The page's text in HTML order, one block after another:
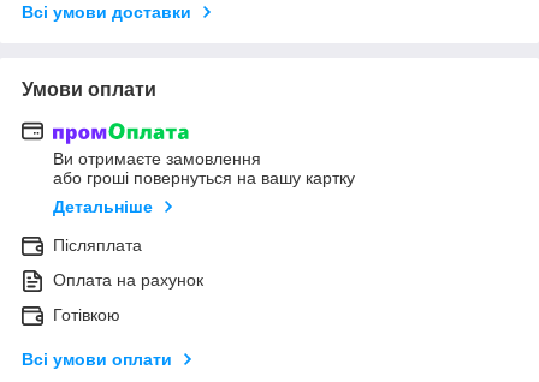
Всі умови доставки
Умови оплати
Ви отримаєте замовлення
або гроші повернуться на вашу картку
Детальніше
Післяплата
Оплата на рахунок
Готівкою
Всі умови оплати